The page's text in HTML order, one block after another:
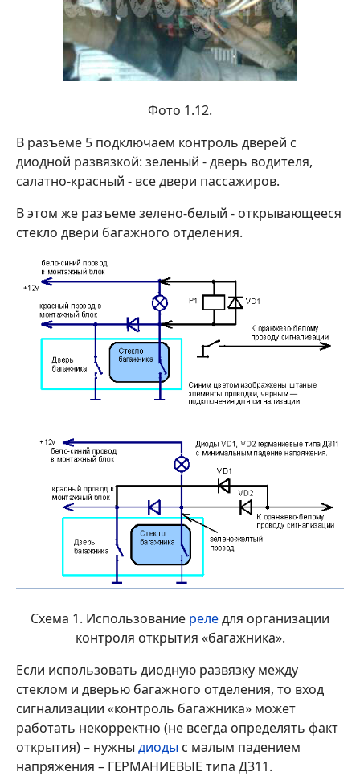
Фото 1.12.
В разъеме 5 подключаем контроль дверей с
диодной развязкой: зеленый - дверь водителя,
салатно-красный - все двери пассажиров.
В этом же разъеме зелено-белый - открывающееся
стекло двери багажного отделения.
Схема 1. Использование реледля организации
контроля открытия «багажника».
Если использовать диодную развязку между
стеклом и дверью багажного отделения, то вход
сигнализации «контроль багажника» может
работать некорректно (не всегда определять факт
открытия) – нужны диоды с малым падением
напряжения – ГЕРМАНИЕВЫЕ типа Д311.